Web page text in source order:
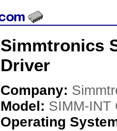
Simmtronics
Driver
Company:
Model: SIMM-INT
Operating